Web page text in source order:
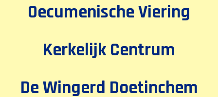
Oecumenische Viering
Kerkelijk Centrum
De Wingerd Doetinchem